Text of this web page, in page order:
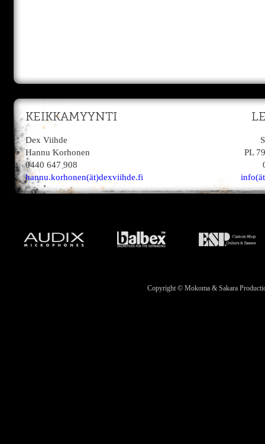
KEIKKAMYYNTI
Dex Viihde
Hannu Korhonen
0440 647 908
hannu.korhonen(ät)dexviihde.fi
PL
Copyright © Mokoma & Sakara